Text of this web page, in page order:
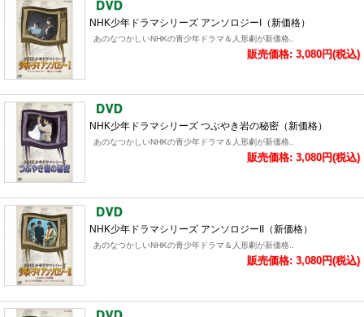
NHK少年ドラマシリーズ アンソロジーI（新価格）
あのなつかしいNHKの青少年ドラマ＆人形劇が新価格..
販売価格: 3,080円(税込)
NHK少年ドラマシリーズ つぶやき岩の秘密（新価格）
あのなつかしいNHKの青少年ドラマ＆人形劇が新価格..
販売価格: 3,080円(税込)
NHK少年ドラマシリーズ アンソロジーII（新価格）
あのなつかしいNHKの青少年ドラマ＆人形劇が新価格..
販売価格: 3,080円(税込)